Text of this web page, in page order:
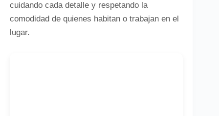
cuidando cada detalle y respetando la
comodidad de quienes habitan o trabajan en el
lugar.